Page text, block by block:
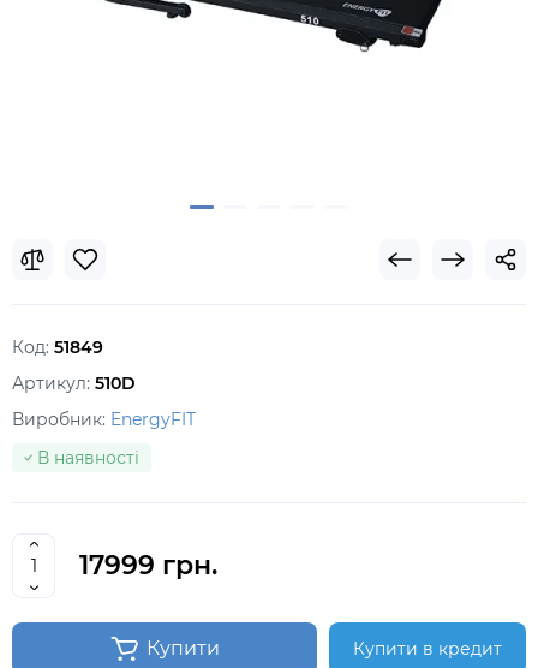
Код: 51849
Артикул: 510D
Виробник: EnergyFIT
В наявності
17999 грн.
Купити Купити в кредит